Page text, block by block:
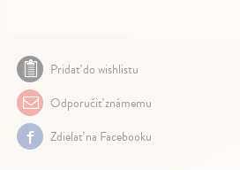
Pridať do wishlistu
Odporučiť známemu
Zdielať na Facebooku